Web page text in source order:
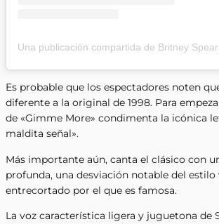
Una publicación compartida de Britney
Es probable que los espectadores noten
diferente a la original de 1998. Para
de «Gimme More» condimenta la icónica
maldita señal».
Más importante aún, canta el clásico con
profunda, una desviación notable del
entrecortado por el que es famosa.
La voz característica ligera y juguetona de